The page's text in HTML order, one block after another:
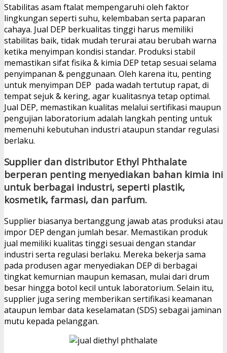
Stabilitas asam ftalat mempengaruhi oleh faktor
lingkungan seperti suhu, kelembaban serta paparan
cahaya. Jual DEP berkualitas tinggi harus memiliki
stabilitas baik, tidak mudah terurai atau berubah warna
ketika menyimpan kondisi standar. Produksi stabil
memastikan sifat fisika & kimia DEP tetap sesuai selama
penyimpanan & penggunaan. Oleh karena itu, penting
untuk menyimpan DEP pada wadah tertutup rapat, di
tempat sejuk & kering, agar kualitasnya tetap optimal.
Jual DEP, memastikan kualitas melalui sertifikasi maupun
pengujian laboratorium adalah langkah penting untuk
memenuhi kebutuhan industri ataupun standar regulasi
berlaku.
Supplier dan distributor Ethyl Phthalate
berperan penting menyediakan bahan kimia ini
untuk berbagai industri, seperti plastik,
kosmetik, farmasi, dan parfum.
Supplier biasanya bertanggung jawab atas produksi atau
impor DEP dengan jumlah besar. Memastikan produk
jual memiliki kualitas tinggi sesuai dengan standar
industri serta regulasi berlaku. Mereka bekerja sama
pada produsen agar menyediakan DEP di berbagai
tingkat kemurnian maupun kemasan, mulai dari drum
besar hingga botol kecil untuk laboratorium. Selain itu,
supplier juga sering memberikan sertifikasi keamanan
ataupun lembar data keselamatan (SDS) sebagai jaminan
mutu kepada pelanggan.